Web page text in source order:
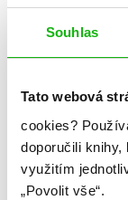
Souhlas
Tato webová
cookies?
doporučili
využitím
„Povolit vše“.
číst více
videa